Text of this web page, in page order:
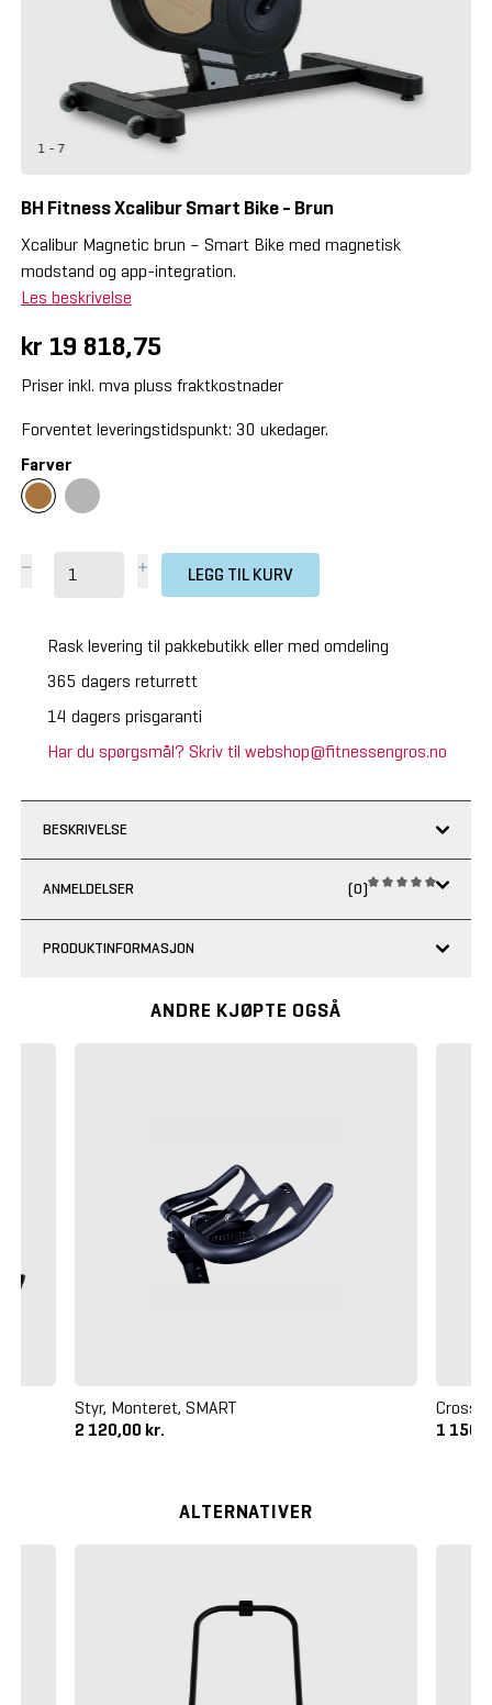
1 - 7
BH Fitness Xcalibur Smart Bike - Brun
Xcalibur Magnetic brun – Smart Bike med magnetisk
modstand og app-integration.
Les beskrivelse
kr 19 818,75
Priser inkl. mva pluss fraktkostnader
Forventet leveringstidspunkt: 30 ukedager.
Farver
LEGG TIL KURV
Rask levering til pakkebutikk eller med omdeling
365 dagers returrett
14 dagers prisgaranti
Har du spørgsmål? Skriv til webshop@fitnessengros.no
BESKRIVELSE
ANMELDELSER (0)
PRODUKTINFORMASJON
ANDRE KJØPTE OGSÅ
Styr, Monteret, SMART
2 120,00 kr.
1
ALTERNATIVER